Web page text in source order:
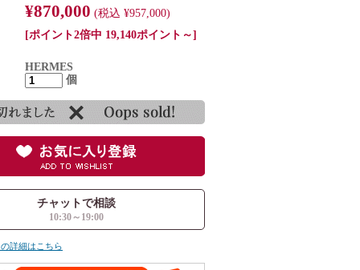
¥870,000 (税込 ¥957,000)
[ポイント2倍中 19,140ポイント～]
HERMES
個
チャットで相談
10:30～19:00
詳細はこちら